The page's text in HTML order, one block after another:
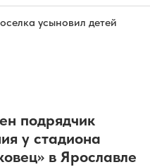
усыновил детей
подрядчик
у стадиона
в Ярославле